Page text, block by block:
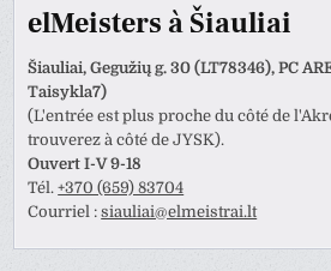
elMeisters à Šiauliai
Šiauliai, Gegužių g. 30 (LT78346), PC
Taisykla7)
(L'entrée est plus proche du côté de
trouverez à côté de JYSK).
Ouvert I-V 9-18
Tél.+370 (659) 83704
Courriel :siauliai@elmeistrai.lt